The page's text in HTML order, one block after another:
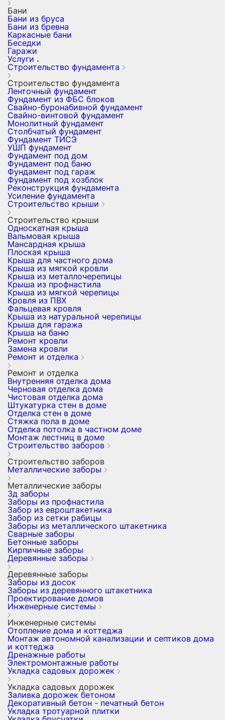
Бани
Бани из бруса
Бани из бревна
Каркасные бани
Беседки
Гаражи
Услуги
Строительство фундамента
Строительство фундамента
Ленточный фундамент
Фундамент из ФБС блоков
Свайно-буронабивной фундамент
Свайно-винтовой фундамент
Монолитный фундамент
Столбчатый фундамент
Фундамент ТИСЭ
УШП фундамент
Фундамент под дом
Фундамент под баню
Фундамент под гараж
Фундамент под хозблок
Реконструкция фундамента
Усиление фундамента
Строительство крыши
Строительство крыши
Односкатная крыша
Вальмовая крыша
Мансардная крыша
Плоская крыша
Крыша для частного дома
Крыша из мягкой кровли
Крыша из металлочерепицы
Крыша из профнастила
Крыша из мягкой черепицы
Кровля из ПВХ
Фальцевая кровля
Крыша из натуральной черепицы
Крыша для гаража
Крыша на баню
Ремонт кровли
Замена кровли
Ремонт и отделка
Ремонт и отделка
Внутренняя отделка дома
Черновая отделка дома
Чистовая отделка дома
Штукатурка стен в доме
Отделка стен в доме
Стяжка пола в доме
Отделка потолка в частном доме
Монтаж лестниц в доме
Строительство заборов
Строительство заборов
Металлические заборы
Металлические заборы
3д заборы
Заборы из профнастила
Забор из евроштакетника
Забор из сетки рабицы
Заборы из металлического штакетника
Сварные заборы
Бетонные заборы
Кирпичные заборы
Деревянные заборы
Деревянные заборы
Заборы из досок
Заборы из деревянного штакетника
Проектирование домов
Инженерные системы
Инженерные системы
Отопление дома и коттеджа
Монтаж автономной канализации и септиков дома
и коттеджа
Дренажные работы
Электромонтажные работы
Укладка садовых дорожек
Укладка садовых дорожек
Заливка дорожек бетоном
Декоративный бетон - печатный бетон
Укладка тротуарной плитки